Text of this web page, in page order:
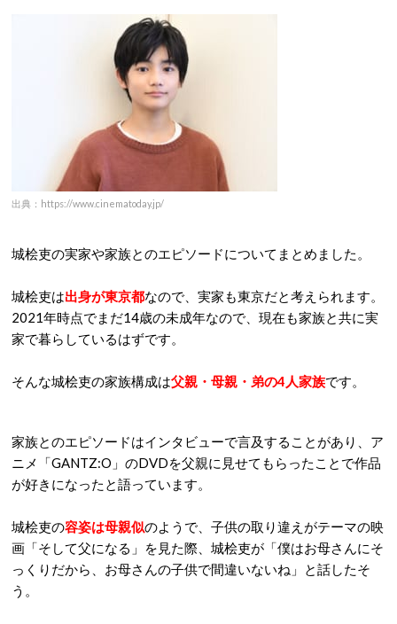
出典：https://www.cinematoday.jp/
城桧吏の実家や家族とのエピソードについてまとめました。
城桧吏は出身が東京都なので、実家も東京だと考えられます。
2021年時点でまだ14歳の未成年なので、現在も家族と共に実
家で暮らしているはずです。
そんな城桧吏の家族構成は父親・母親・弟の4人家族です。
家族とのエピソードはインタビューで言及することがあり、ア
ニメ「GANTZ:O」のDVDを父親に見せてもらったことで作品
が好きになったと語っています。
城桧吏の容姿は母親似のようで、子供の取り違えがテーマの映
画「そして父になる」を見た際、城桧吏が「僕はお母さんにそ
っくりだから、お母さんの子供で間違いないね」と話したそ
う。